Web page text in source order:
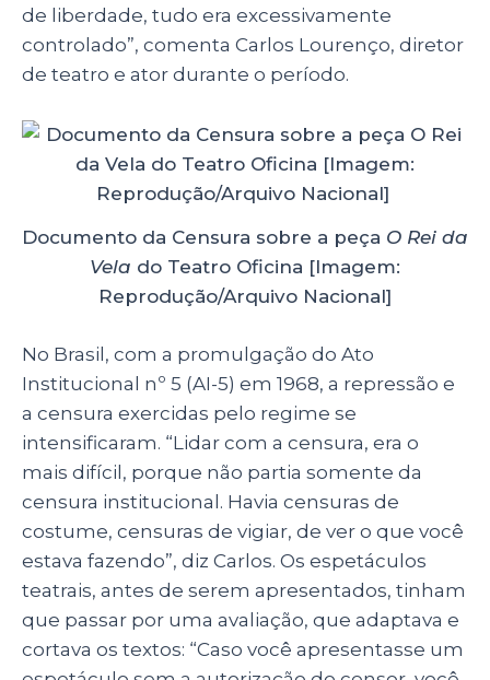
de liberdade, tudo era excessivamente
controlado”, comenta Carlos Lourenço, diretor
de teatro e ator durante o período.
Documento da Censura sobre a peça O Rei da
Vela do Teatro Oficina [Imagem:
Reprodução/Arquivo Nacional]
No Brasil, com a promulgação do Ato
Institucional nº 5 (AI-5) em 1968, a repressão e
a censura exercidas pelo regime se
intensificaram. “Lidar com a censura, era o
mais difícil, porque não partia somente da
censura institucional. Havia censuras de
costume, censuras de vigiar, de ver o que você
estava fazendo”, diz Carlos. Os espetáculos
teatrais, antes de serem apresentados, tinham
que passar por uma avaliação, que adaptava e
cortava os textos: “Caso você apresentasse um